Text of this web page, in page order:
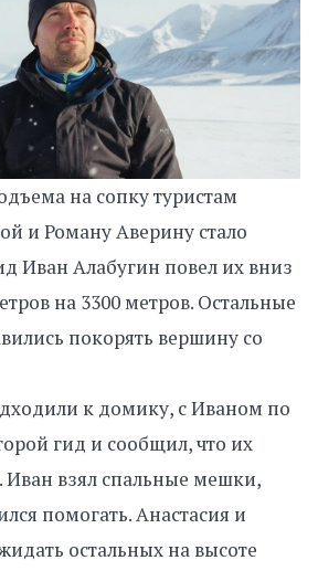
на сопку туристам
и Роману Аверину стало
Иван Алабугин повел их вниз
на 3300 метров. Остальные
покорять вершину со
к домику, с Иваном по
гид и сообщил, что их
Иван взял спальные мешки,
помогать. Анастасия и
остальных на высоте